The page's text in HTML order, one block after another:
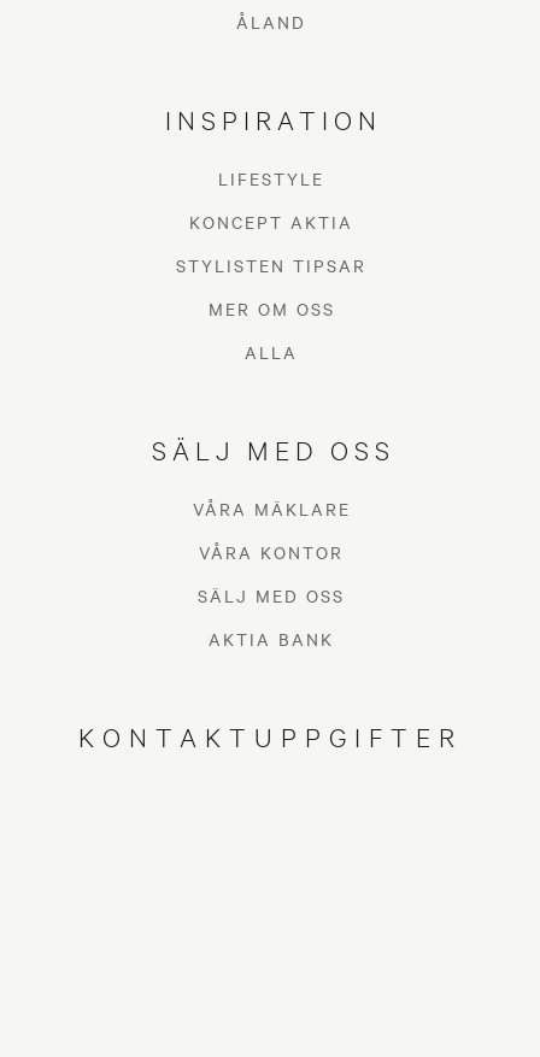
ÅLAND
INSPIRATION
LIFESTYLE
KONCEPT AKTIA
STYLISTEN TIPSAR
MER OM OSS
ALLA
SÄLJ MED OSS
VÅRA MÄKLARE
VÅRA KONTOR
SÄLJ MED OSS
AKTIA BANK
KONTAKTUPPGIFTER